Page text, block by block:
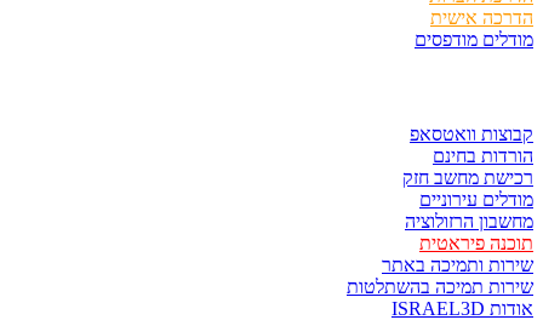
הדרכה אישית
מודלים מודפסים
קבוצות וואטסאפ
הורדות בחינם
רכישת מחשב חזק
מודלים עירוניים
מחשבון הרזולוציה
תוכנה פיראטית
שירות ותמיכה באתר
שירות תמיכה בהשתלטות
אודות ISRAEL3D